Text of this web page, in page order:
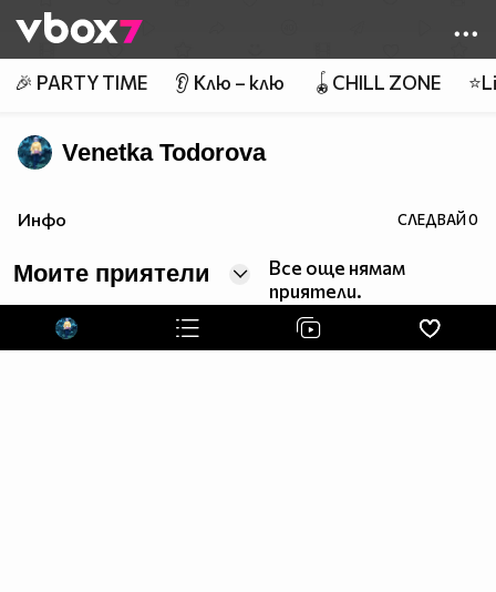
👾
🎉 PARTY TIME 👂 Клю – клю 🪀CHILL ZONE
Venetka Todorova
Инфо СЛЕДВАЙ0
Моите приятели
Все още нямам
приятели.